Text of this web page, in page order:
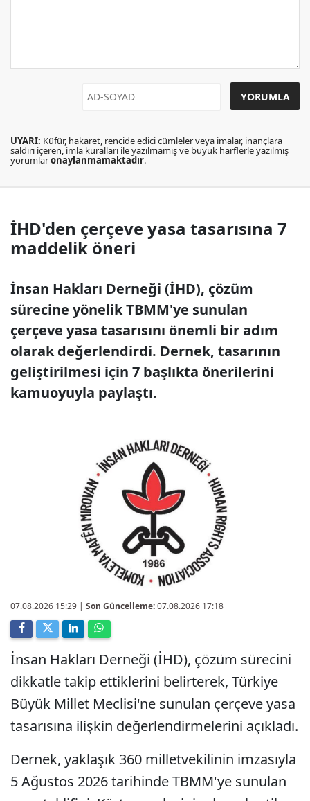
UYARI: Küfür, hakaret, rencide edici cümleler veya imalar, inançlara
saldırı içeren, imla kuralları ile yazılmamış ve büyük harflerle yazılmış
yorumlaronaylanmamaktadır.
İHD'den çerçeve yasa tasarısına 7
maddelik öneri
İnsan Hakları Derneği (İHD), çözüm
sürecine yönelik TBMM'ye sunulan
çerçeve yasa tasarısını önemli bir adım
olarak değerlendirdi. Dernek, tasarının
geliştirilmesi için 7 başlıkta önerilerini
kamuoyuyla paylaştı.
07.08.2026 15:29 | Son Güncelleme:07.08.2026 17:18
İnsan Hakları Derneği (İHD), çözüm sürecini
dikkatle takip ettiklerini belirterek, Türkiye
Büyük Millet Meclisi'ne sunulan çerçeve yasa
tasarısına ilişkin değerlendirmelerini açıkladı.
Dernek, yaklaşık 360 milletvekilinin imzasıyla
5 Ağustos 2026 tarihinde TBMM'ye sunulan